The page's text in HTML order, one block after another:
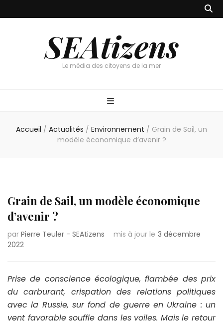
SEAtizens
Le média des citoyens de la mer
Accueil / Actualités / Environnement / Grain de Sail, un
modèle économique d’avenir ?
Grain de Sail, un modèle économique
d’avenir ?
par Pierre Teuler - SEAtizens mis à jour le 3 décembre
2022
Prise de conscience écologique, flambée des prix
du carburant, crispation des relations politiques
avec la Russie, sur fond de guerre en Ukraine : un
vent favorable souffle dans les voiles. Mais le retour